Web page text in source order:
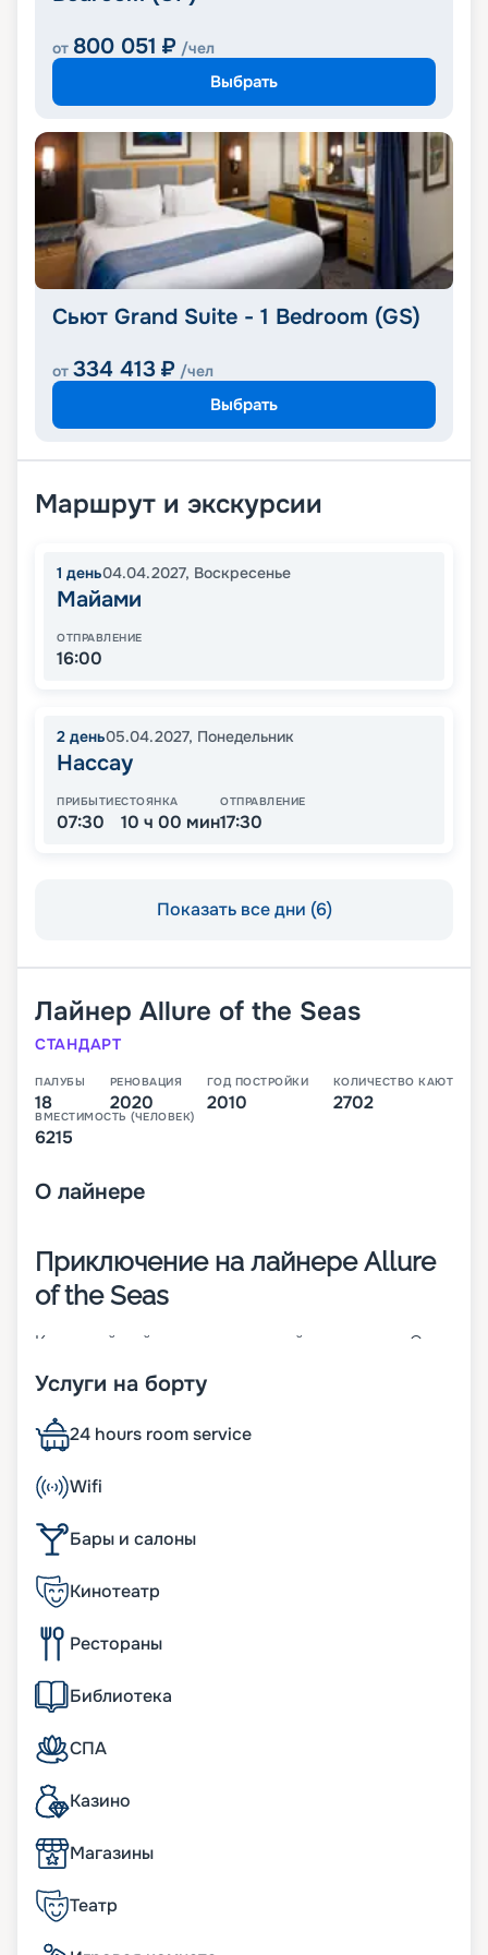
от 800 051 ₽ /чел
Выбрать
Сьют Grand Suite - 1 Bedroom (GS)
от 334 413 ₽ /чел
Выбрать
Маршрут и экскурсии
1 день04.04.2027, Воскресенье
Майами
ОТПРАВЛЕНИЕ
16:00
2 день05.04.2027, Понедельник
Нассау
ПРИБЫТИЕ
07:30
СТОЯНКА
10 ч 00 мин
ОТПРАВЛЕНИЕ
17:30
Показать все дни (6)
Лайнер Allure of the Seas
СТАНДАРТ
ПАЛУБЫ
18
РЕНОВАЦИЯ
2020
ГОД ПОСТРОЙКИ
2010
КОЛИЧЕСТВО КАЮТ
2702
ВМЕСТИМОСТЬ (ЧЕЛОВЕК)
6215
О лайнере
Приключение на лайнере Allure
of the Seas
Круизный лайнер, построенный в 2010 году. Он
частью класса Oasis-class – самого крупного
метра, а ширину 66 метров. В распоряжении
гостей 18 палуб, на которых расположено 2742
каюты с возможным размещением 6780
пассажиров. На борту лайнера есть:
видовыми шоу и акробатическими
выступлениями;
• парк под отрытым небом, где можно увидеть
красивые растения;
• симулятор серфинга для любителей
экстремальных приключений;
понравится проводить время взрослым и детям.
Также множество других развлекательных
мероприятий и услуг.
Развлечения на борту
широкую конструкцию в целых 65 метров. Она
создает просторную площадь для отдыха и
развлечений пассажиров. Например,
«Променад» и «Центральный парк» с живыми
растениями и деревьями.
Услуги на борту
24 hours room service
Wifi
Бары и салоны
Кинотеатр
Рестораны
Библиотека
СПА
Казино
Магазины
Театр